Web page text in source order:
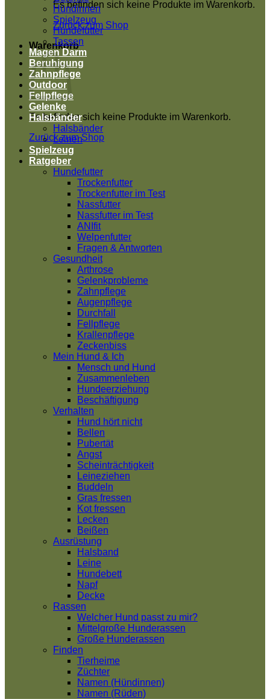
Es befinden sich keine Produkte im Warenkorb.
Zurück zum Shop
Warenkorb
Es befinden sich keine Produkte im Warenkorb.
Zurück zum Shop
Hündinnen
Spielzeug
Hundefutter
Tassen
Magen Darm
Beruhigung
Zahnpflege
Outdoor
Fellpflege
Gelenke
Halsbänder
Halsbänder
Leinen
Spielzeug
Ratgeber
Hundefutter
Trockenfutter
Trockenfutter im Test
Nassfutter
Nassfutter im Test
ANIfit
Welpenfutter
Fragen & Antworten
Gesundheit
Arthrose
Gelenkprobleme
Zahnpflege
Augenpflege
Durchfall
Fellpflege
Krallenpflege
Zeckenbiss
Mein Hund & Ich
Mensch und Hund
Zusammenleben
Hundeerziehung
Beschäftigung
Verhalten
Hund hört nicht
Bellen
Pubertät
Angst
Scheinträchtigkeit
Leineziehen
Buddeln
Gras fressen
Kot fressen
Lecken
Beißen
Ausrüstung
Halsband
Leine
Hundebett
Napf
Decke
Rassen
Welcher Hund passt zu mir?
Mittelgroße Hunderassen
Große Hunderassen
Finden
Tierheime
Züchter
Namen (Hündinnen)
Namen (Rüden)